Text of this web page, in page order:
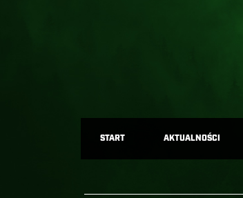
START AKTUALNOŚCI